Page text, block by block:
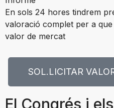
En sols 24 hores tindrem
valoració complet per a
valor de mercat
SOL.LICITAR
El Congrés i